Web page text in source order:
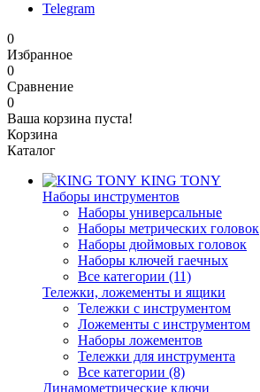
Telegram
0
Избранное
0
Сравнение
0
Ваша корзина пуста!
Корзина
Каталог
KING TONY
Наборы инструментов
Наборы универсальные
Наборы метрических головок
Наборы дюймовых головок
Наборы ключей гаечных
Все категории (11)
Тележки, ложементы и ящики
Тележки с инструментом
Ложементы с инструментом
Наборы ложементов
Тележки для инструмента
Все категории (8)
Динамометрические ключи